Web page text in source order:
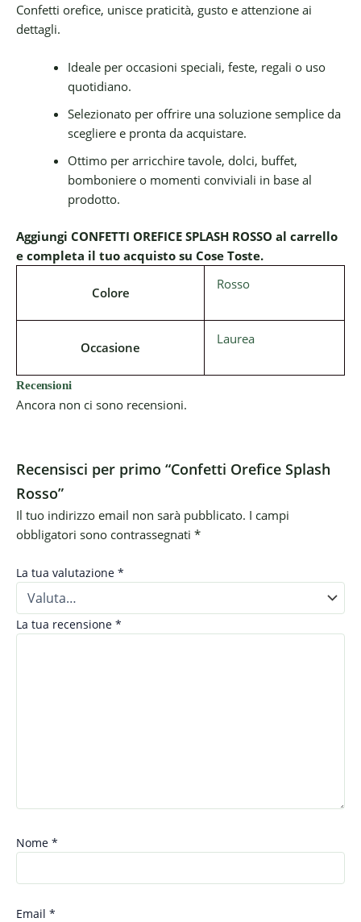
Confetti orefice, unisce praticità, gusto e attenzione ai
dettagli.
Ideale per occasioni speciali, feste, regali o uso
quotidiano.
Selezionato per offrire una soluzione semplice da
scegliere e pronta da acquistare.
Ottimo per arricchire tavole, dolci, buffet,
bomboniere o momenti conviviali in base al
prodotto.
Aggiungi CONFETTI OREFICE SPLASH ROSSO al carrello
e completa il tuo acquisto su Cose Toste.
Colore
Rosso
Occasione
Laurea
Recensioni
Ancora non ci sono recensioni.
Recensisci per primo “Confetti Orefice Splash
Rosso”
Il tuo indirizzo email non sarà pubblicato. I campi
obbligatori sono contrassegnati *
La tua valutazione *
La tua recensione *
Nome *
Email *